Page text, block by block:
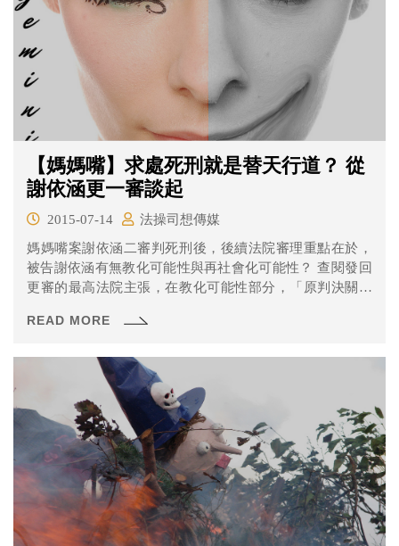
【媽媽嘴】求處死刑就是替天行道？ 從
謝依涵更一審談起
2015-07-14
法操司想傳媒
媽媽嘴案謝依涵二審判死刑後，後續法院審理重點在於，
被告謝依涵有無教化可能性與再社會化可能性？ 查閱發回
更審的最高法院主張，在教化可能性部分，「原判決關於
分，未以實證調查為據，即認定謝依涵強盜殺害張○萍部分
可能』，逕予切割謝依涵教化可能性之有無及程度，與所
引據之心理評估鑑定資料難謂相合，併有理由矛盾之違
誤，其死刑之量定是否妥適即難據以斷定」。
READ MORE